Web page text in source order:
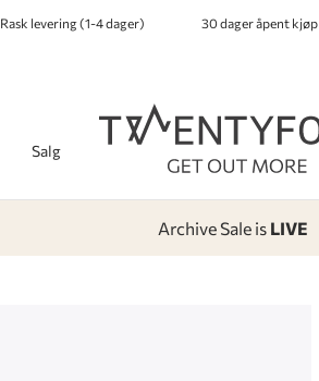
Rask levering (1-4 dager) 30 dager åpent kjøp
Salg
Archive Sale is LIVE
-
-
-
-